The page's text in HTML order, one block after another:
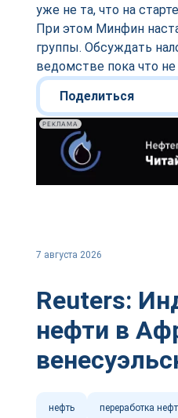
уже не та, что на
При этом Минфин
группы. Обсуждать
ведомстве пока что
Поделиться
РЕКЛАМА
7 августа 2026
Reuters:
нефти в
нефть переработка